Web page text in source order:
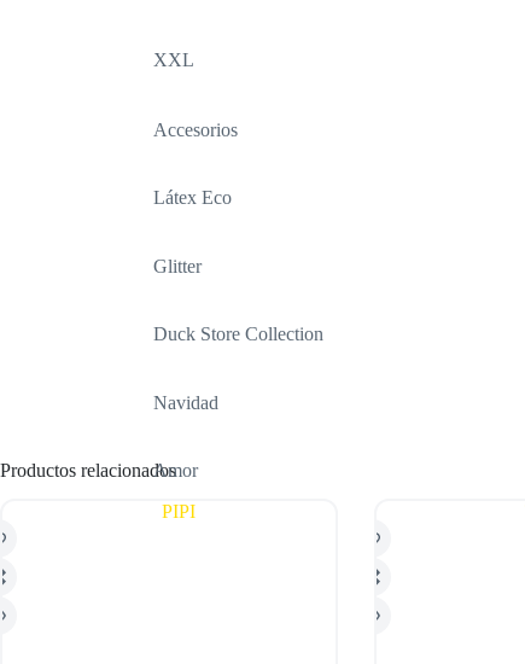
XXL
Accesorios
Látex Eco
Glitter
Duck Store Collection
Navidad
Amor
Productos relacionados